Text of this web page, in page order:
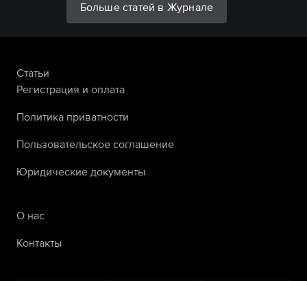
Больше статей в Журнале
Статьи
Регистрация и оплата
Политика приватности
Пользовательское соглашение
Юридические документы
О нас
Контакты